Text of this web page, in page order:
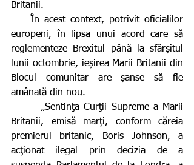
Britanii.
europeni, în lipsa unui acord care să
reglementeze Brexitul până la sfârșitul
lunii octombrie, ieșirea Marii Britanii din
Blocul comunitar are șanse să fie
amânată din nou.
       „Sentinţa Curţii Supreme a Marii
Britanii, emisă marţi, conform căreia
premierul britanic, Boris Johnson, a
acţionat ilegal prin decizia de a